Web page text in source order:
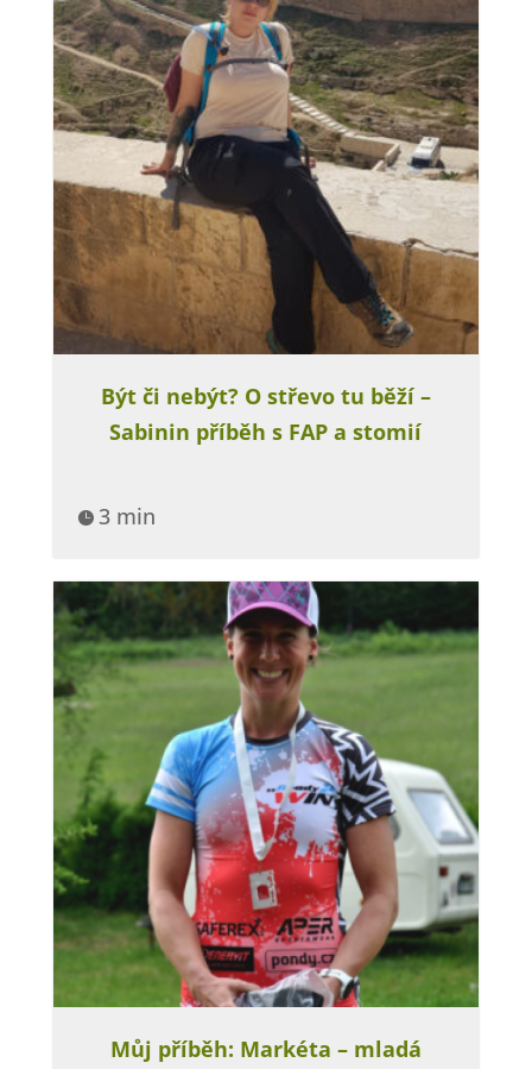
Být či nebýt? O střevo tu běží –
Sabinin příběh s FAP a stomií
 3 min
Můj příběh: Markéta – mladá